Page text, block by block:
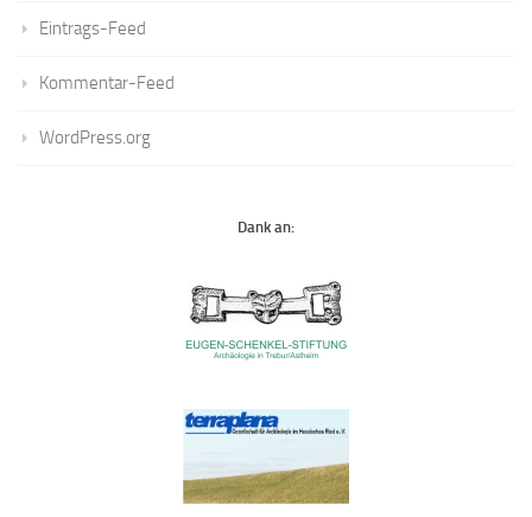
Eintrags-Feed
Kommentar-Feed
WordPress.org
Dank an: